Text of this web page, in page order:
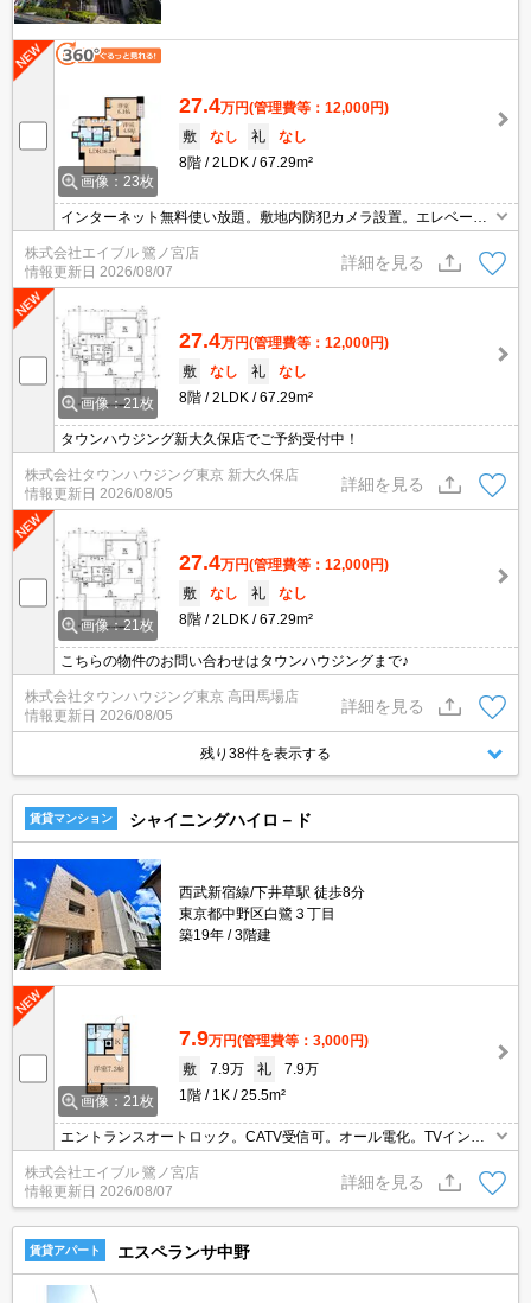
画像：23枚
27.4万円(管理費等：12,000円)
敷
なし 礼
なし
8階
2LDK 67.29m²
インターネット無料使い放題。敷地内防犯カメラ設置。エレベータ
面化粧台付き。駅まで徒歩4分圏内!。2年未満の解約時、違約金1ヶ
月分発生。
株式会社エイブル 鷺ノ宮店
情報更新日 2026/08/07
詳細を見る
画像：21枚
27.4万円(管理費等：12,000円)
敷
なし 礼
なし
8階
2LDK 67.29m²
タウンハウジング新大久保店でご予約受付中！
株式会社タウンハウジング東京 新大久保店
情報更新日 2026/08/05
詳細を見る
画像：21枚
27.4万円(管理費等：12,000円)
敷
なし 礼
なし
8階
2LDK 67.29m²
こちらの物件のお問い合わせはタウンハウジングまで♪
株式会社タウンハウジング東京 高田馬場店
情報更新日 2026/08/05
詳細を見る
残り38件を表示する
賃貸マンション シャイニングハイロ－ド
西武新宿線/下井草駅 徒歩8分
東京都中野区白鷺３丁目
築19年
3階建
画像：21枚
7.9万円(管理費等：3,000円)
敷
7.9万 礼
7.9万
1階
1K 25.5m²
エントランスオートロック。CATV受信可。オール電化。TVインタ
機付。2口IHコンロ付。駅まで徒歩10分圏内!。
株式会社エイブル 鷺ノ宮店
情報更新日 2026/08/07
詳細を見る
賃貸アパート エスペランサ中野